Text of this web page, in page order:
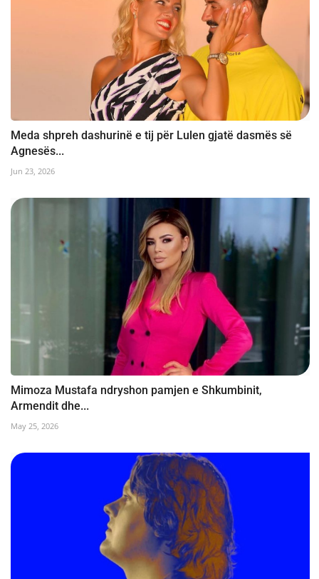
Meda shpreh dashurinë e tij për Lulen gjatë dasmës së
Agnesës...
Jun 23, 2026
Mimoza Mustafa ndryshon pamjen e Shkumbinit,
Armendit dhe...
May 25, 2026